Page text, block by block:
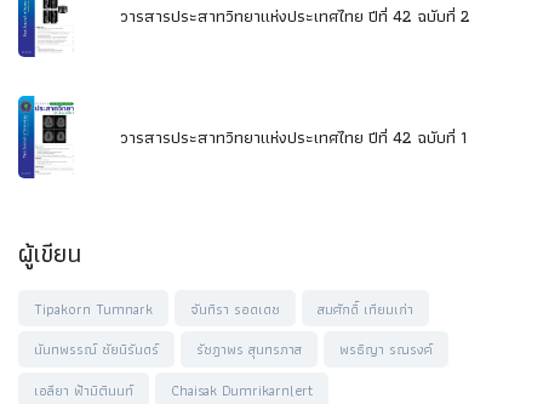
วารสารประสาทวิทยาแห่งประเทศไทย ปีที่ 42 ฉบับที่ 2
วารสารประสาทวิทยาแห่งประเทศไทย ปีที่ 42 ฉบับที่ 1
ผู้เขียน
Tipakorn Tumnark จันทิรา รอดเดช
สมศักดิ์ เทียมเก่า
นันทพรรณ์ ชัยนิรันดร์
รัชฎาพร สุนทรภาส
พรธิญา รณรงค์
เอลียา ฟ้ามิตินนท์
Chaisak Dumrikarnlert